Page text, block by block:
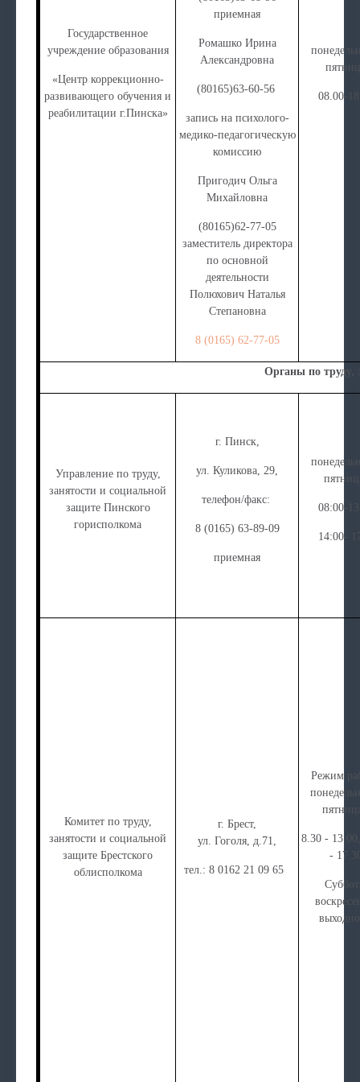
Государственное
учреждение образования
«Центр коррекционно-
развивающего обучения и
реабилитации г.Пинска»
приемная
Ромашко Ирина
Александровна
(80165)63-60-56
запись на психолого-
медико-педагогическую
комиссию
Пригодич Ольга
Михайловна
(80165)62-77-05
заместитель директора
по основной
деятельности
Полюхович Наталья
Степановна
8 (0165) 62-77-05
08.00-
Органы по труду,
Управление по труду,
занятости и социальной
защите Пинского
горисполкома
г. Пинск,
ул. Куликова, 29,
телефон/факс:
8 (0165) 63-89-09
приемная
08:00-
14:00-
Комитет по труду,
занятости и социальной
защите Брестского
облисполкома
г. Брест,
ул. Гоголя, д.71,
тел.: 8 0162 21 09 65
Режим
8.30 -
-